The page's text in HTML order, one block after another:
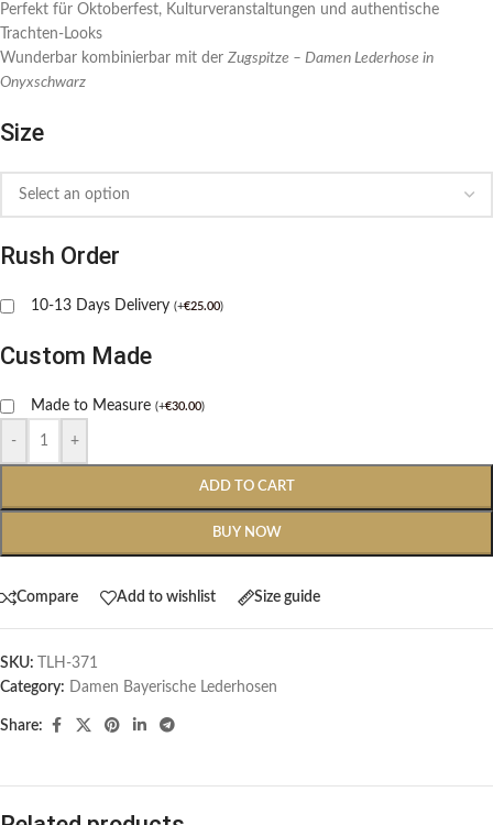
Perfekt für Oktoberfest, Kulturveranstaltungen und authentische
Trachten-Looks
Wunderbar kombinierbar mit der Zugspitze – Damen Lederhose in
Onyxschwarz
Size
Rush Order
10-13 Days Delivery (+€25.00)
Custom Made
Made to Measure (+€30.00)
- +
ADD TO CART
BUY NOW
Compare Add to wishlist Size guide
SKU:
TLH-371
Category:
Damen Bayerische Lederhosen
Share: